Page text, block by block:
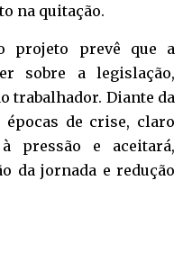
na quitação.
projeto prevê que a
sobre a legislação,
trabalhador. Diante da
épocas de crise, claro
pressão e aceitará,
da jornada e redução